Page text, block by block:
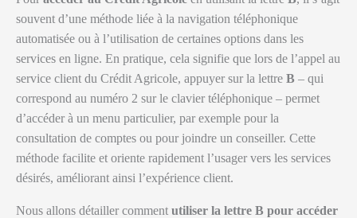
souvent d’une méthode liée à la navigation téléphonique
automatisée ou à l’utilisation de certaines options dans les
services en ligne. En pratique, cela signifie que lors de l’appel au
service client du Crédit Agricole, appuyer sur la lettre B – qui
correspond au numéro 2 sur le clavier téléphonique – permet
d’accéder à un menu particulier, par exemple pour la
consultation de comptes ou pour joindre un conseiller. Cette
méthode facilite et oriente rapidement l’usager vers les services
désirés, améliorant ainsi l’expérience client.
Nous allons détailler comment utiliser la lettre B pour accéder